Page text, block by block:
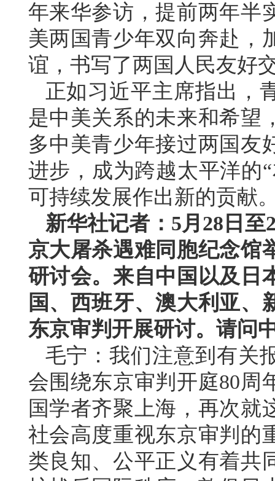
年来华参访，提前两年半
美两国青少年双向奔赴，
谊，书写了两国人民友好
正如习近平主席指出，
是中美关系的未来和希望
多中美青少年接过两国友
进步，成为跨越太平洋的
可持续发展作出新的贡献
新华社记者：5月28日
京大屠杀遇难同胞纪念馆
研讨会。来自中国以及日
国、西班牙、澳大利亚、
东京审判开展研讨。请问
毛宁：我们注意到有关
会围绕东京审判开庭80周
国学者齐聚上海，再次就
社会高度重视东京审判的
类良知、公平正义有着共